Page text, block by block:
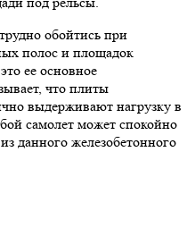
обойтись при
полос и площадок
ее основное
что плиты
выдерживают нагрузку в
самолет может спокойно
данного железобетонного